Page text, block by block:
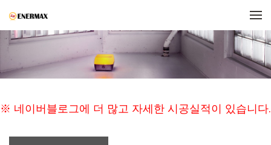
※ 네이버블로그에 더 많고 자세한 시공실적이 있습니다.